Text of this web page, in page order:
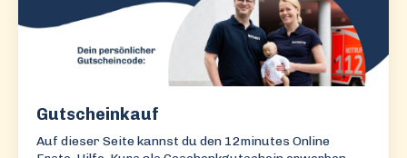
Gutscheinkauf
Auf dieser Seite kannst du den 12minutes Online